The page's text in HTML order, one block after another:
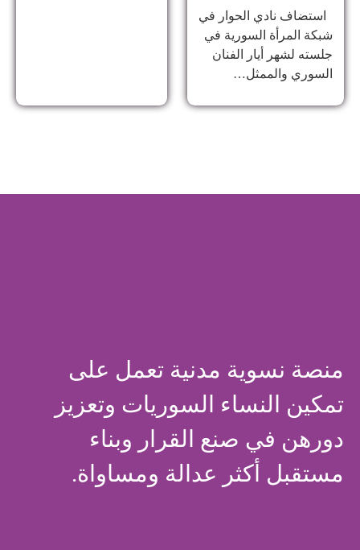
استضاف نادي الحوار في
شبكة المرأة السورية في
جلسته لشهر أيار الفنان
السوري والممثل…
منصة نسوية مدنية تعمل على
تمكين النساء السوريات وتعزيز
دورهن في صنع القرار وبناء
مستقبل أكثر عدالة ومساواة.